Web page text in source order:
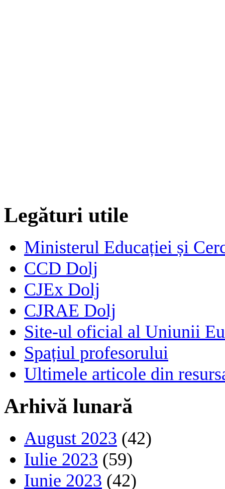
Legături utile
Ministerul Educației și
CCD Dolj
CJEx Dolj
CJRAE Dolj
Site-ul oficial al Uniunii
Spațiul profesorului
Ultimele articole din
Arhivă lunară
August 2023 (42)
Iulie 2023 (59)
Iunie 2023 (42)